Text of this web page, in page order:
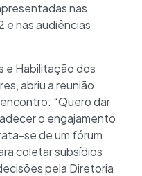
nas
e nas audiências
e Habilitação dos
abriu a reunião
“Quero dar
o engajamento
se de um fórum
coletar subsídios
pela Diretoria